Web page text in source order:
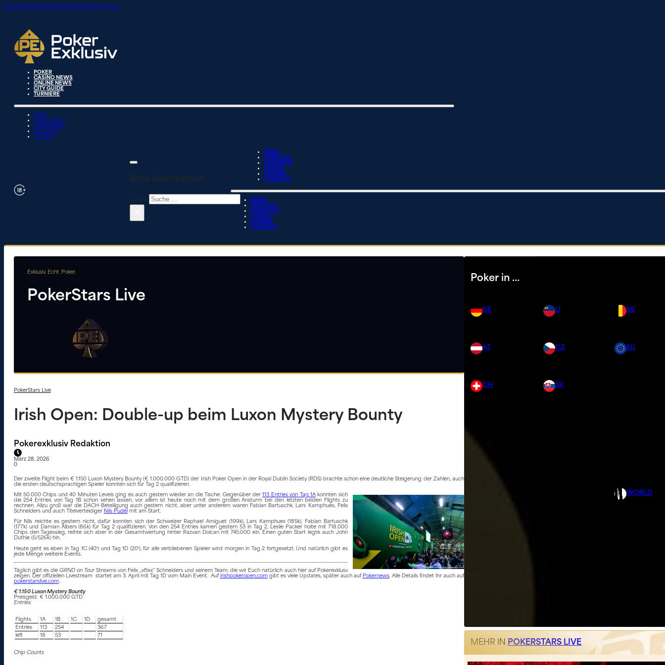
Zum Hauptinhalt springenZum Footer springen
POKER
CASINO NEWS
ONLINE NEWS
CITY GUIDE
TURNIERE
Poker
Casino News
Online News
City Guide
Turniere
Seite durchsuchen
NEWS
LIFESTYLE
STRATEGIE
VIDEOS
GALERIE
LIVEBLOG
NEWS
LIFESTYLE
STRATEGIE
VIDEOS
GALERIE
LIVEBLOG
Exklusiv. Echt. Poker.
PokerStars Live
PokerStars Live
Irish Open: Double-up beim Luxon Mystery Bounty
Pokerexklusiv Redaktion
März 28, 2026
0
Der zweite Flight beim € 1.150 Luxon Mystery Bounty (€ 1.000.000 GTD) der Irish Poker Open in der Royal Dublin Society (RDS) brachte schon eine deutliche Steigerung der Zahlen, auch
die ersten deutschsprachigen Spieler konnten sich für Tag 2 qualifizieren.
Mit 50.000 Chips und 40 Minuten Levels ging es auch gestern wieder an die Tische. Gegenüber der113 Entries von Tag 1Akonnten sich
die 254 Entries von Tag 1B schon sehen lassen, vor allem ist heute noch mit dem großen Ansturm bei den letzten beiden Flights zu
rechnen. Allzu groß war die DACH-Beteiligung auch gestern nicht, aber unter anderem waren Fabian Bartuschk, Lars Kamphues, Felix
Schneiders und auch Titelverteidiger Nils Pudelmit am Start.
Für Nils reichte es gestern nicht, dafür konnten sich der Schweizer Raphael Amiguet (199k), Lars Kamphues (185k), Fabian Bartuschk
(177k) und Damian Albers (86k) für Tag 2 qualifizieren. Von den 254 Entries kamen gestern 53 in Tag 2. Leslie Packer holte mit 718.000
Chips den Tagessieg, reihte sich aber in der Gesamtwertung hinter Razvan Dolcan mit 745.000 ein. Einen guten Start legte auch John
Duthie (5/526k) hin.
Heute geht es eben in Tag 1C (40′) und Tag 1D (20′), für alle verbliebenen Spieler wird morgen in Tag 2 fortgesetzt. Und natürlich gibt es
jede Menge weitere Events.
Täglich gibt es die GRND on TourStreams von Felix „xflixx“ Schneiders und seinem Team, die wir Euch natürlich auch hier auf Pokerexklusv
zeigen. Der offiziellen Livestream startet am 3. April mit Tag 1D vom Main Event. Aufirishpokeropen.comgibt es viele Updates, später auch auf Pokernews. Alle Details findet Ihr auch auf
pokerstarslive.com.
€ 1.150 Luxon Mystery Bounty
Preisgeld: € 1.000.000 GTD
Entries:
Flights 1A 1B 1C 1D
gesamt
Entries
113 254
367
left
18 53 71
Chip Counts
Poker in …
DE
AT
CH
LI
CZ
SK
BE
EU
WORLD
MEHR IN POKERSTARS LIVE